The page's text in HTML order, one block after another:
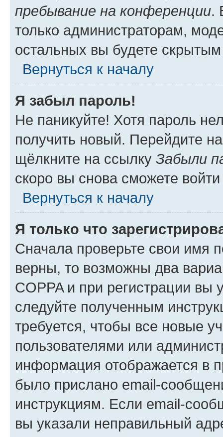
пребывание на конференции.
только администраторам,
остальных вы будете
Вернуться к началу
Я забыл пароль!
Не паникуйте! Хотя пароль
получить новый. Перейдите
щёлкните на ссылку Забыли
скоро вы снова сможете
Вернуться к началу
Я только что
Сначала проверьте свои имя
верны, то возможны два
COPPA и при регистрации вы
следуйте полученным
требуется, чтобы все новые
пользователями или
информация отображается в
было прислано email-
инструкциям. Если email-
вы указали неправильный